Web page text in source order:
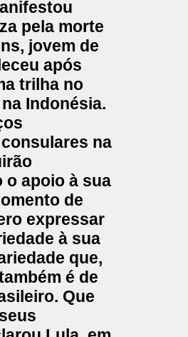
pela morte
jovem de
após
trilha no
Indonésia.
na
o apoio à sua
de
expressar
à sua
que,
é de
Que